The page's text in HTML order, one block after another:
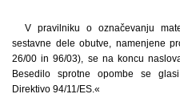
V pravilniku o označevanju
sestavne dele obutve, namenjene
26/00 in 96/03), se na koncu
Besedilo sprotne opombe se
Direktivo 94/11/ES.«